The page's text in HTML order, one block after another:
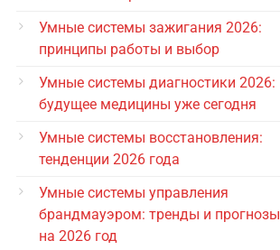
Умные системы зажигания 2026:
принципы работы и выбор
Умные системы диагностики 2026:
будущее медицины уже сегодня
Умные системы восстановления:
тенденции 2026 года
Умные системы управления
брандмауэром: тренды и прогнозы
на 2026 год